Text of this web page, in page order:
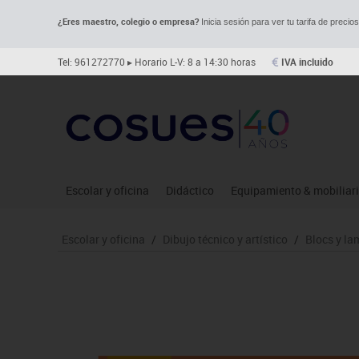
¿Eres maestro, colegio o empresa?Inicia sesión para ver tu tarifa de precios.
Tel: 961272770 ▸ Horario L-V: 8 a 14:30 horas IVA incluido
Escolar y oficina
Archivo
Didáctico
Asociación y atención
Equipamiento &
Aulas entornos naturales
Escolar y oficina / Dibujo técnico y artístico / Blocs y